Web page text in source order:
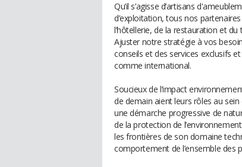
Qu’il s’agisse d’artisans
d’exploitation, tous nos
l’hôtellerie, de la restauration et du
Ajuster notre stratégie à vos
conseils et des services exclusifs
comme international.
Soucieux de l’impact
de demain aient leurs rôles au
une démarche progressive de
de la protection de
les frontières de son domaine
comportement de l’ensemble des